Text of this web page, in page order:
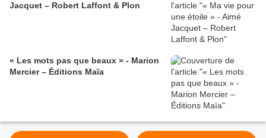
Jacquet – Robert Laffont & Plon
« Les mots pas que beaux » - Marion
Mercier – Éditions Maïa